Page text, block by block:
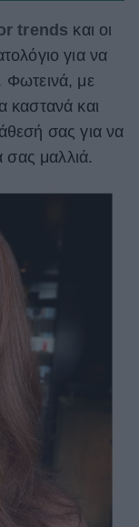
trends και οι
για να
Φωτεινά, με
καστανά και
σας για να
σας μαλλιά.